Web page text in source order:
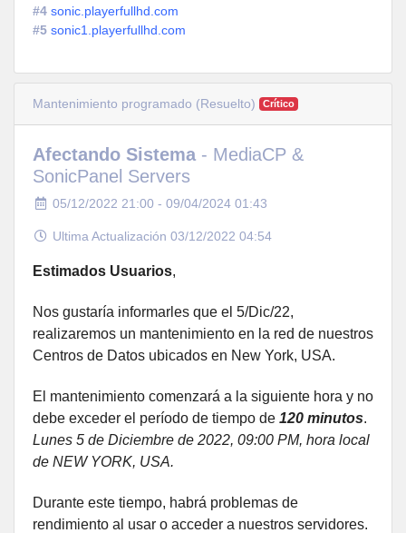
#4 sonic.playerfullhd.com
#5 sonic1.playerfullhd.com
Mantenimiento programado (Resuelto) Crítico
Afectando Sistema - MediaCP &
SonicPanel Servers
05/12/2022 21:00 - 09/04/2024 01:43
Ultima Actualización 03/12/2022 04:54
Estimados Usuarios,
Nos gustaría informarles que el 5/Dic/22,
realizaremos un mantenimiento en la red de nuestros
Centros de Datos ubicados en New York, USA.
El mantenimiento comenzará a la siguiente hora y no
debe exceder el período de tiempo de 120 minutos.
Lunes 5 de Diciembre de 2022, 09:00 PM, hora local
de NEW YORK, USA.
Durante este tiempo, habrá problemas de
rendimiento al usar o acceder a nuestros servidores.